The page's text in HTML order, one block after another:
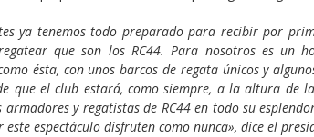
ya tenemos todo preparado para recibir por
que son los RC44. Para nosotros es un
ésta, con unos barcos de regata únicos y
que el club estará, como siempre, a la altura de
y regatistas de RC44 en todo su
espectáculo disfruten como nunca», dice el